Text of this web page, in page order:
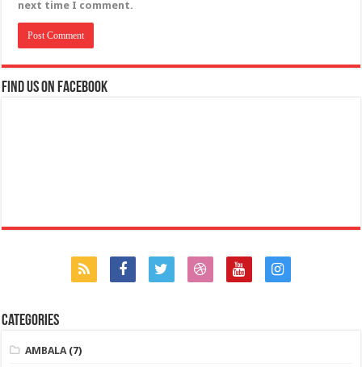
next time I comment.
Find us on Facebook
Categories
AMBALA (7)